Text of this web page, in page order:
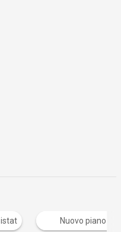
Nuovo piano triennale Agid